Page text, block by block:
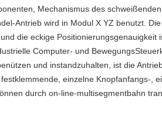
Mechanismus des
Antrieb wird in Modul X YZ benutzt.
die eckige Positionierungsgenauigkeit
Computer- und
und instandzuhalten, ist die
einzelne Knopfanfangs-,
durch on-line-multisegmentbahn